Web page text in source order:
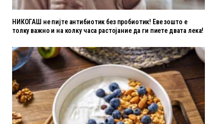
НИКОГАШ не пијте антибиотик без пробиотик! Еве зошто е
толку важно и на колку часа растојание да ги пиете двата лека!